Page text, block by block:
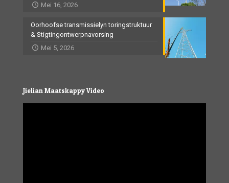
Mei 16, 2026
Oorhoofse transmissielyn toringstruktuur
& Stigtingontwerpnavorsing
Mei 5, 2026
Jielian Maatskappy Video